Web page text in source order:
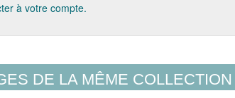
à votre compte.
DE LA MÊME COLLECTION